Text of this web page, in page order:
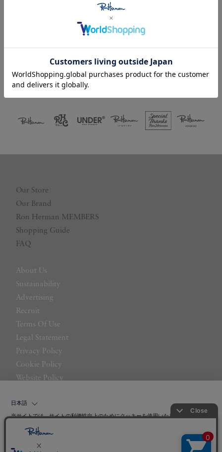
会員登録する
Facebookログイン
LINEログイン
Our Store
Our Brand
Ron Herman MEMBERS
Shopping Guide
FAQ
About Us
Sustainability
Advertising
Recruit
Terms Of Use
Legal Statement
Privacy Policy
Cookie Policy
Website Policy
日本語
当サイトでは、サイトの利便性向上のためにクッキーを使用いたします。ボタン
ーの使用に同意したことになります。クッキーを通じて収集する情報には「お客
クッキーポリシ
ー
をご確認ください。